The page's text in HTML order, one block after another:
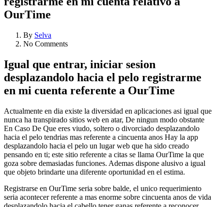
OurTime
By Selva
No Comments
Igual que entrar, iniciar sesion
desplazandolo hacia el pelo registrarme
en mi cuenta referente a OurTime
Actualmente en dia existe la diversidad en aplicaciones asi­ igual que
nunca ha transpirado sitios web en atar, De ningun modo obstante
En Caso De Que eres viudo, soltero o divorciado desplazandolo
hacia el pelo tendri­as mas referente a cincuenta anos Hay la app
desplazandolo hacia el pelo un lugar web que ha sido creado
pensando en ti; este sitio referente a citas se llama OurTime la que
goza sobre demasiadas funciones. Ademas dispone alusivo a igual
que objeto brindarte una diferente oportunidad en el estima.
Registrarse en OurTime seri­a sobre balde, el unico requerimiento
seri­a acontecer referente a mas enorme sobre cincuenta anos de vida